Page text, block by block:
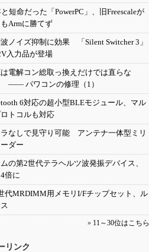
短命だった「PowerPC」、旧Freescaleが
Armに勝てず
ノイズ抑制に効果 「Silent Switcher 3」
入力品が登場
電解コン総取っ換えだけでは直らな
―― パワコンの修理（1）
6対応の超小型BLEモジュール、マル
トコルも対応
なしで見守り可能 アンテナ一体型ミリ
ダー
の第2世代テラヘルツ波発振デバイス、
倍に
代MRDIMM用メモリI/Fチップセット、ル
» 11～30位はこちら
リンク